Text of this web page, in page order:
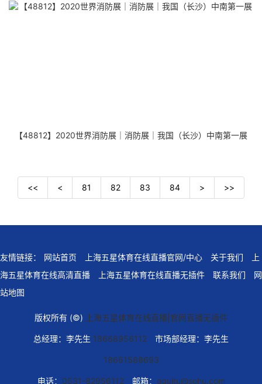
【48812】2020世界消防展｜消防展｜我国（长沙）中南第一展
<< < 81 82 83 84 > >>
友情链接： 网站首页 上海五星体育在线直播官网/中心 关于我们
上
海五星体育在线高清直播
上海五星体育在线直播无插件 联系我们
网
站地图
版权所有 (©) 上海五星体育在线直播|官网直播无插件
总经理：李先生 18668956112 市场部经理：李先生
18661588693
电话： 0531-82956112邮箱： eguitu@sohu.com